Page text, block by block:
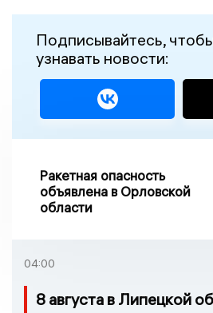
Подписывайтесь,
узнавать новости:
Ракетная опасность
объявлена в Орловской
области
04:00
8 августа в Липецкой